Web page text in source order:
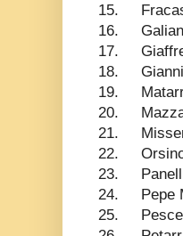
15.
16.
17.
18.
19.
20.
21.
22.
23.
24. Pepe
25. Pesce